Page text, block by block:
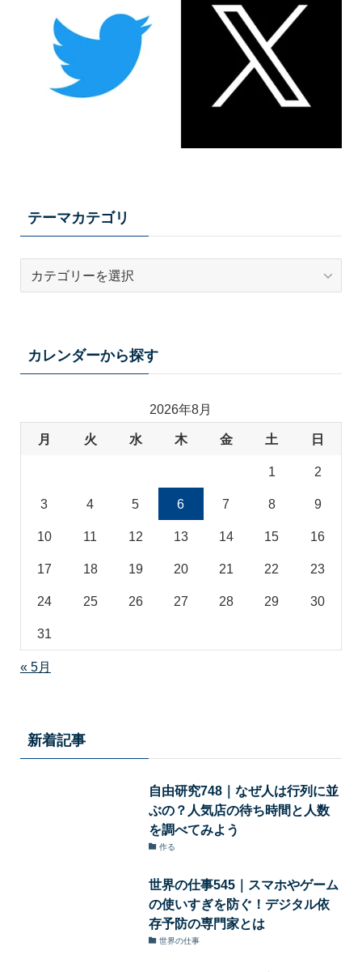
テーマカテゴリ
カレンダーから探す
2026年8月
月 火 水 木 金 土 日
1 2
3 4 5 6 7 8 9
10 11 12 13 14 15 16
17 18 19 20 21 22 23
24 25 26 27 28 29 30
31
« 5月
新着記事
自由研究748｜なぜ人は行列に並
ぶの？人気店の待ち時間と人数
を調べてみよう
作る
世界の仕事545｜スマホやゲーム
の使いすぎを防ぐ！デジタル依
存予防の専門家とは
世界の仕事